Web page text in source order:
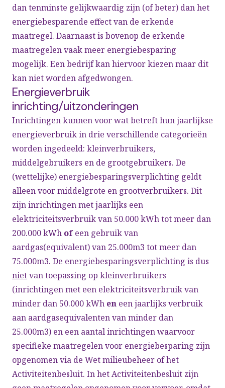
dan tenminste gelijkwaardig zijn (of beter) dan het
energiebesparende effect van de erkende
maatregel. Daarnaast is bovenop de erkende
maatregelen vaak meer energiebesparing
mogelijk. Een bedrijf kan hiervoor kiezen maar dit
kan niet worden afgedwongen.
Energieverbruik
inrichting/uitzonderingen
Inrichtingen kunnen voor wat betreft hun jaarlijkse
energieverbruik in drie verschillende categorieën
worden ingedeeld: kleinverbruikers,
middelgebruikers en de grootgebruikers. De
(wettelijke) energiebesparingsverplichting geldt
alleen voor middelgrote en grootverbruikers. Dit
zijn inrichtingen met jaarlijks een
elektriciteitsverbruik van 50.000 kWh tot meer dan
200.000 kWh ofeen gebruik van
aardgas(equivalent) van 25.000m3 tot meer dan
75.000m3. De energiebesparingsverplichting is dus
nietvan toepassing op kleinverbruikers
(inrichtingen met een elektriciteitsverbruik van
minder dan 50.000 kWh en een jaarlijks verbruik
aan aardgasequivalenten van minder dan
25.000m3) en een aantal inrichtingen waarvoor
specifieke maatregelen voor energiebesparing zijn
opgenomen via de Wet milieubeheer of het
Activiteitenbesluit. In het Activiteitenbesluit zijn